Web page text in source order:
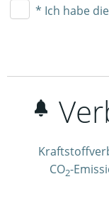
* Ich habe die
CO2-